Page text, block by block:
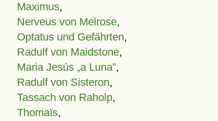
Maximus,
Nerveus von Melrose,
Optatus und Gefährten,
Radulf von Maidstone,
Maria Jesús „a Luna”,
Radulf von Sisteron,
Tassach von Raholp,
Thomaïs,